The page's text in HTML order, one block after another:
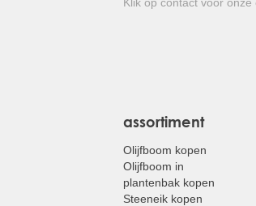
assortiment
Olijfboom kopen
Olijfboom in
plantenbak kopen
Steeneik kopen